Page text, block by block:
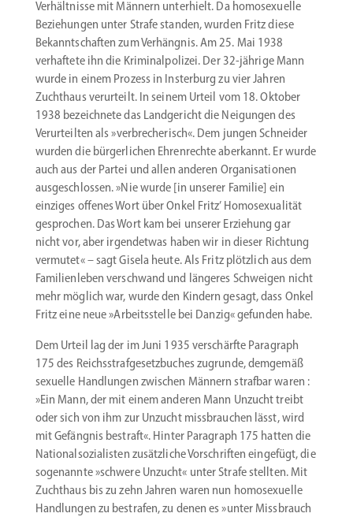
Verhält­nisse mit Männern unter­hielt. Da homose­xuelle
Bezie­hungen unter Strafe standen, wurden Fritz diese
Bekannt­schaften zum Verhängnis. Am 25. Mai 1938
verhaftete ihn die Krimi­nal­po­lizei. Der 32-jährige Mann
wurde in einem Prozess in Insterburg zu vier Jahren
Zuchthaus verur­teilt. In seinem Urteil vom 18. Oktober
1938 bezeichnete das Landge­richt die Neigungen des
Verur­teilten als »verbre­che­risch«. Dem jungen Schneider
wurden die bürger­lichen Ehren­rechte aberkannt. Er wurde
auch aus der Partei und allen anderen Organi­sa­tionen
ausge­schlossen. »Nie wurde [in unserer Familie] ein
einziges offenes Wort über Onkel Fritz’ Homose­xua­lität
gesprochen. Das Wort kam bei unserer Erziehung gar
nicht vor, aber irgend­etwas haben wir in dieser Richtung
vermutet« – sagt Gisela heute. Als Fritz plötzlich aus dem
Famili­en­leben verschwand und längeres Schweigen nicht
mehr möglich war, wurde den Kindern gesagt, dass Onkel
Fritz eine neue »Arbeits­stelle bei Danzig« gefunden habe.
Dem Urteil lag der im Juni 1935 verschärfte Paragraph
175 des Reichs­straf­ge­setz­buches zugrunde, demgemäß
sexuelle Handlungen zwischen Männern strafbar waren :
»Ein Mann, der mit einem anderen Mann Unzucht treibt
oder sich von ihm zur Unzucht missbrauchen lässt, wird
mit Gefängnis bestraft«. Hinter Paragraph 175 hatten die
Natio­nal­so­zia­listen zusätz­liche Vorschriften eingefügt, die
sogenannte »schwere Unzucht« unter Strafe stellten. Mit
Zuchthaus bis zu zehn Jahren waren nun homose­xuelle
Handlungen zu bestrafen, zu denen es »unter Missbrauch